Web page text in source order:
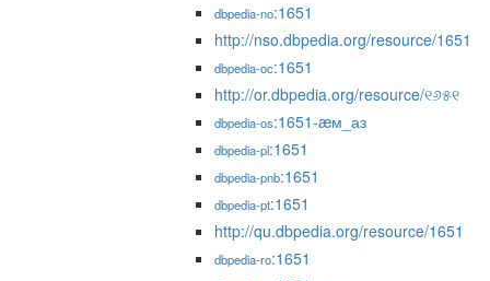
dbpedia-no:1651
http://nso.dbpedia.org/resource/1651
dbpedia-oc:1651
http://or.dbpedia.org/resource/୧୬୫୧
dbpedia-os:1651-æм_аз
dbpedia-pl:1651
dbpedia-pnb:1651
dbpedia-pt:1651
http://qu.dbpedia.org/resource/1651
dbpedia-ro:1651